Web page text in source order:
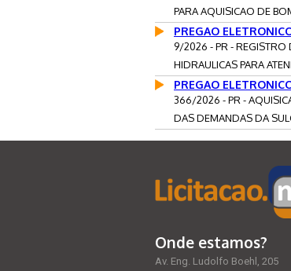
PARA AQUISICAO DE
PREGAO
9/2026 - PR - REGISTRO
HIDRAULICAS PARA
PREGAO
366/2026 - PR -
DAS DEMANDAS DA
Onde estamos?
Av. Eng. Ludolfo Boehl, 205